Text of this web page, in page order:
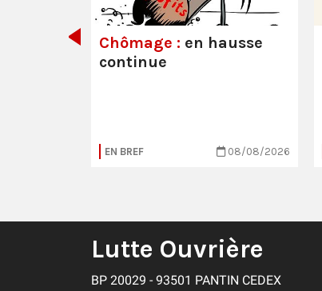
Chômage : en hausse
continue
EN BREF 08/08/2026
Lutte Ouvrière
BP 20029 - 93501 PANTIN CEDEX